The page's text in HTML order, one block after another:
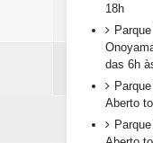
18h
das 6h
Aberto